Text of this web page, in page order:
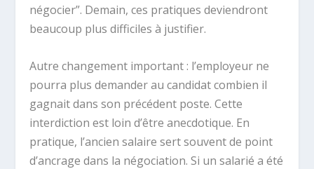
négocier”. Demain, ces pratiques deviendront
beaucoup plus difficiles à justifier.
Autre changement important : l’employeur ne
pourra plus demander au candidat combien il
gagnait dans son précédent poste. Cette
interdiction est loin d’être anecdotique. En
pratique, l’ancien salaire sert souvent de point
d’ancrage dans la négociation. Si un salarié a été